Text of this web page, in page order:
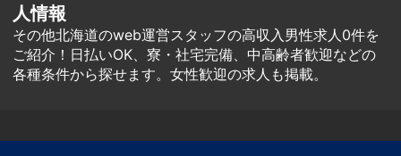
人情報
その他北海道のweb運営スタッフの高収入男性求人0件を
ご紹介！日払いOK、寮・社宅完備、中高齢者歓迎などの
各種条件から探せます。女性歓迎の求人も掲載。